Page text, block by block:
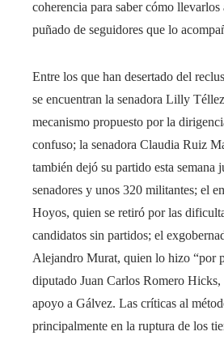
coherencia para saber cómo
puñado de seguidores que lo
Entre los que han desertado del
se encuentran la senadora Lilly
mecanismo propuesto por la
confuso; la senadora Claudia Ruiz
también dejó su partido esta semana
senadores y unos 320 militantes; el
Hoyos, quien se retiró por las
candidatos sin partidos; el
Alejandro Murat, quien lo hizo “por
diputado Juan Carlos Romero Hicks,
apoyo a Gálvez. Las críticas al
principalmente en la ruptura de los